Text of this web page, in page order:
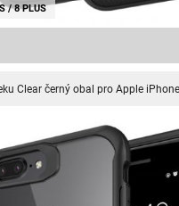
/ 8 PLUS
Clear černý obal pro Apple